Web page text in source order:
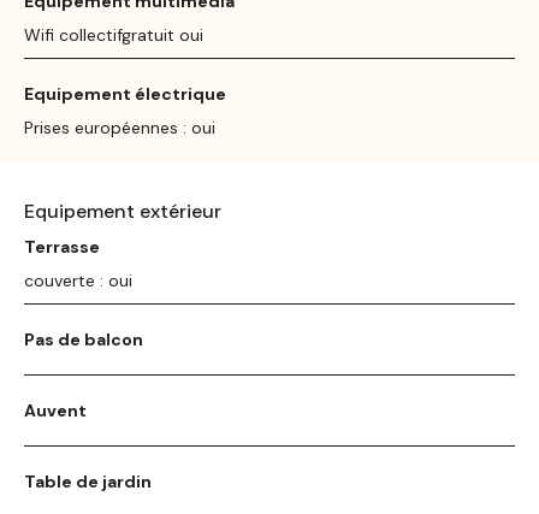
Wifi collectifgratuit oui
Equipement électrique
Prises européennes : oui
Equipement extérieur
Terrasse
couverte : oui
Pas de balcon
Auvent
Table de jardin